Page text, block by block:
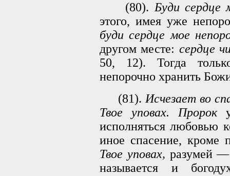
(80). Буди сердце
этого, имея уже
буди сердце мое
другом месте: сердце
50, 12). Тогда
непорочно хранить
(81). Исчезает во
Твое уповах. Пророк
исполняться любовью
иное спасение, кроме
Твое уповах, разумей
называется и